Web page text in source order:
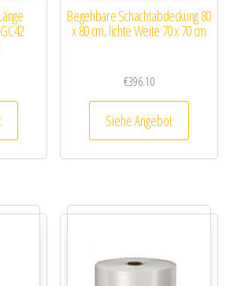
Begehbare Schachtabdeckung 80
x 80 cm, lichte Weite 70 x 70 cm
€396.10
Siehe Angebot